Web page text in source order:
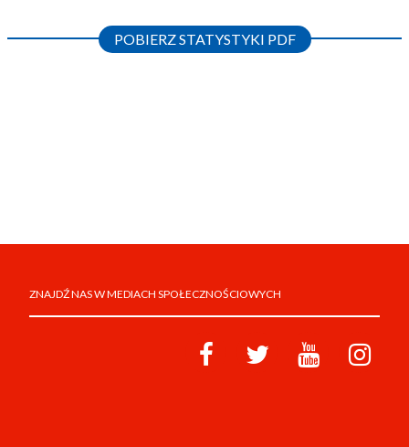
POBIERZ STATYSTYKI PDF
ZNAJDŹ NAS W MEDIACH SPOŁECZNOŚCIOWYCH